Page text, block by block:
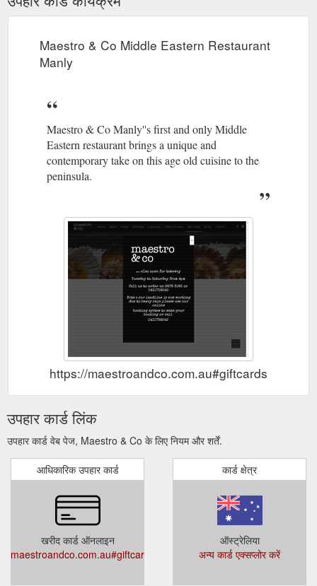
Maestro & Co Middle Eastern Restaurant
Manly
Maestro & Co Manly''s first and only Middle
Eastern restaurant brings a unique and
contemporary take on this age old cuisine to the
peninsula.
https://maestroandco.com.au#giftcards
उपहार कार्ड लिंक
उपहार कार्ड वेब पेज, Maestro & Co के लिए नियम और शर्तें.
आधिकारिक उपहार कार्ड
खरीद कार्ड ऑनलाइन
maestroandco.com.au#giftcards
कार्ड क्षेत्र
ऑस्ट्रेलिया
अन्य कार्ड एक्सप्लोर करें